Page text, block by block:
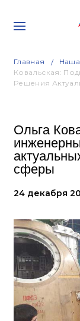
Главная Наша
Ковальская:
Решения
Ольга
сферы
24 декабря